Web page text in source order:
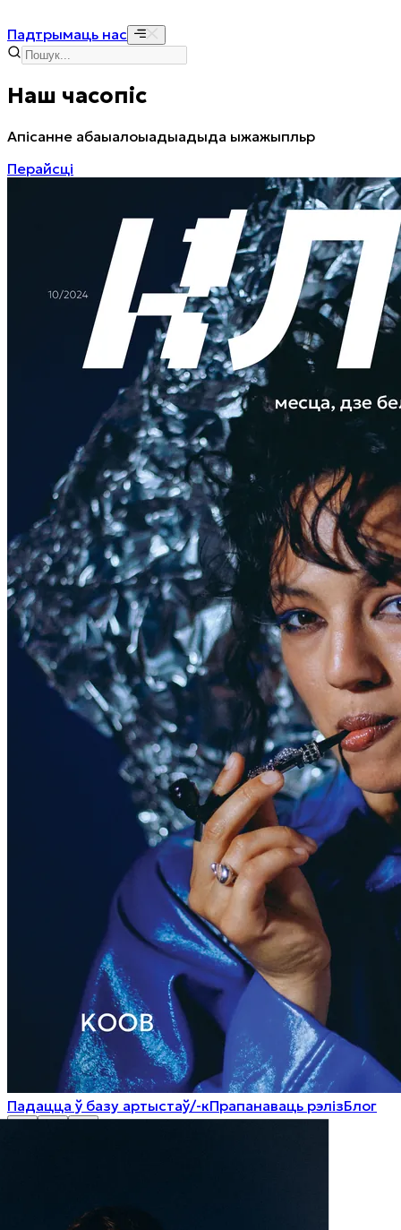
Падтрымаць нас
Наш часопіс
Апісанне абаыалоыадыадыда ыжажыпльр
Перайсці
Падацца ў базу артыстаў/-кПрапанаваць рэлізБлог